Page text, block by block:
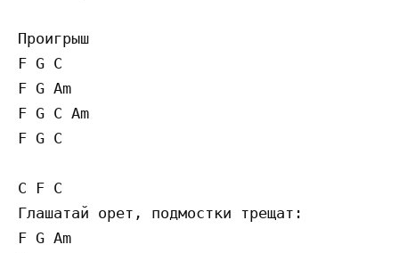
Проигрыш
F G C
F G Am
F G C Am
F G C
C F C
Глашатай орет, подмостки трещат:
F G Am